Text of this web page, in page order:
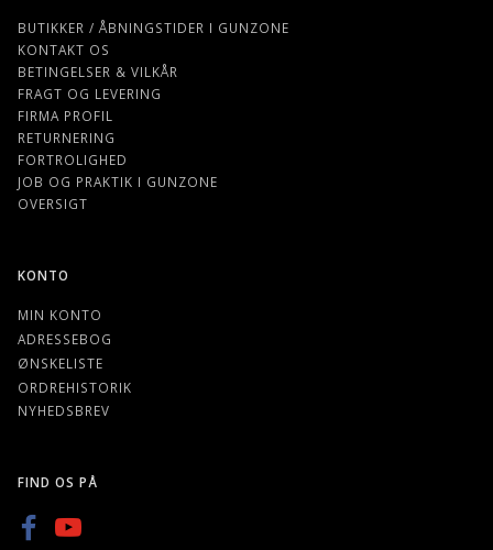
BUTIKKER / ÅBNINGSTIDER I GUNZONE
KONTAKT OS
BETINGELSER & VILKÅR
FRAGT OG LEVERING
FIRMA PROFIL
RETURNERING
FORTROLIGHED
JOB OG PRAKTIK I GUNZONE
OVERSIGT
KONTO
MIN KONTO
ADRESSEBOG
ØNSKELISTE
ORDREHISTORIK
NYHEDSBREV
FIND OS PÅ